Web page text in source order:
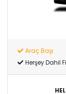
Araç Başı
Herşey Dahil